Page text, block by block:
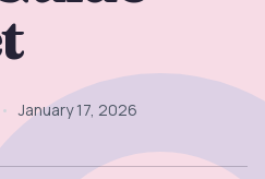
• January 17, 2026